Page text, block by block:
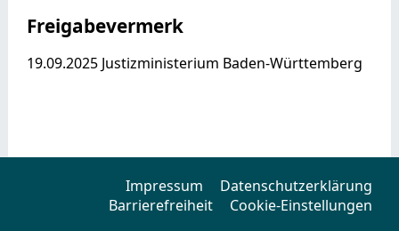
Freigabevermerk
19.09.2025 Justizministerium Baden-Württemberg
Impressum
Datenschutzerklärung
Barrierefreiheit
Cookie-Einstellungen